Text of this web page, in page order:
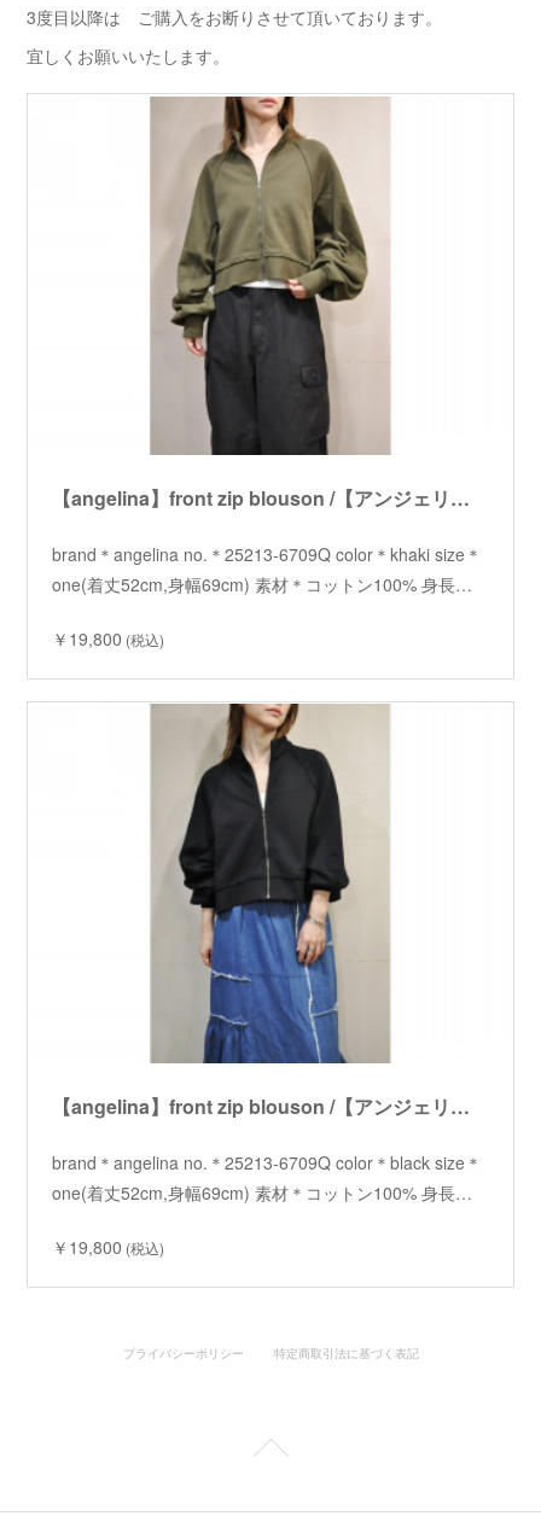
3度目以降は ご購入をお断りさせて頂いております。
宜しくお願いいたします。
【angelina】front zip blouson /【アンジェリーナ】フロントジップブルゾン
brand＊angelina no.＊25213-6709Q color＊khaki size＊
one(着丈52cm,身幅69cm) 素材＊コットン100% 身長…
￥19,800 (税込)
【angelina】front zip blouson /【アンジェリーナ】フロントジップブルゾン
brand＊angelina no.＊25213-6709Q color＊black size＊
one(着丈52cm,身幅69cm) 素材＊コットン100% 身長…
￥19,800 (税込)
プライバシーポリシー 特定商取引法に基づく表記